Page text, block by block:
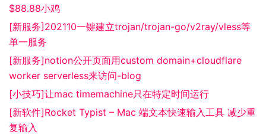
$88.88小鸡
[新服务]202110一键建立trojan/trojan-go/v2ray/vless等
单一服务
[新服务]notion公开页面用custom domain+cloudflare
worker serverless来访问-blog
[小技巧]让mac timemachine只在特定时间运行
[新软件]Rocket Typist – Mac 端文本快速输入工具 减少重
复输入